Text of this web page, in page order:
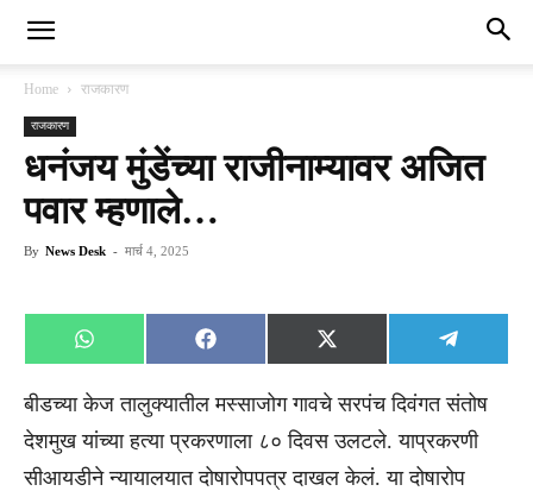
Home राजकारण
राजकारण
धनंजय मुंडेंच्या राजीनाम्यावर अजित
पवार म्हणाले…
By News Desk - मार्च 4, 2025
Share
on
WhatsApp
Share
on
Facebook
Share
on
X
(Twitter)
Share
on
बीडच्या केज तालुक्यातील मस्साजोग गावचे सरपंच दिवंगत संतोष
देशमुख यांच्या हत्या प्रकरणाला ८० दिवस उलटले. याप्रकरणी
सीआयडीने न्यायालयात दोषारोपपत्र दाखल केलं. या दोषारोप